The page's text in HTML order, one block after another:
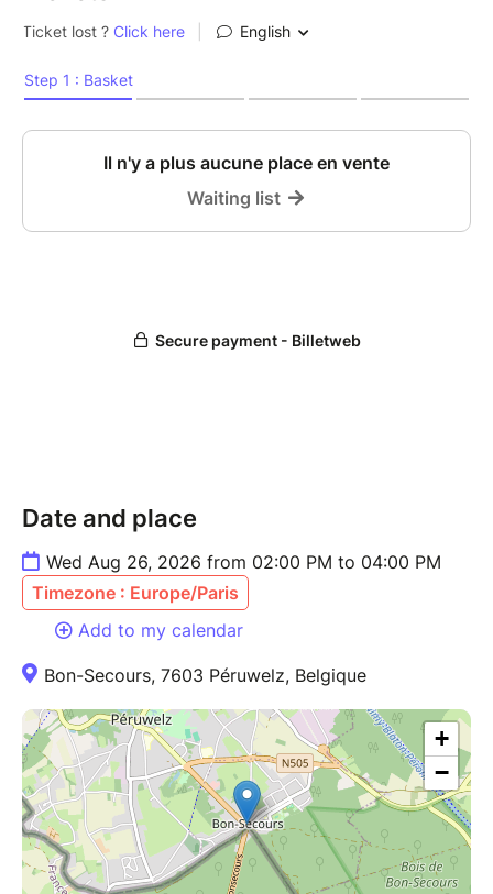
ans (accompagnés). Adultes seuls admis.
Date and place
Wed Aug 26, 2026 from 02:00 PM to 04:00 PM
Timezone : Europe/Paris
Add to my calendar
Bon-Secours, 7603 Péruwelz, Belgique
+
−